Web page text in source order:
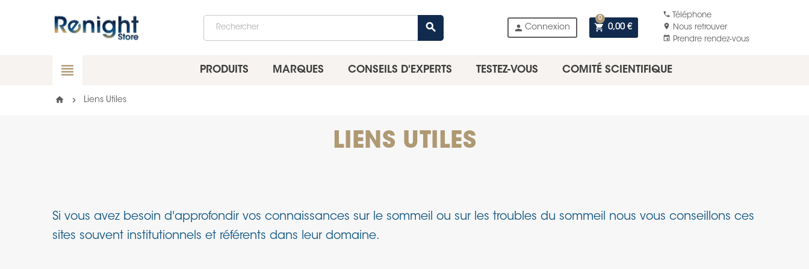
search person Connexion shopping_cart 0,00 €
0
phone Téléphone
location_on
Nous retrouver
event
Prendre rendez-vous
view_headline PRODUITS MARQUES CONSEILS D'EXPERTS TESTEZ-VOUS COMITÉ SCIENTIFIQUE
home chevron_right Liens Utiles
LIENS UTILES
Si vous avez besoin d'approfondir vos connaissances sur le sommeil ou sur les troubles du sommeil nous vous conseillons ces
sites souvent institutionnels et référents dans leur domaine.